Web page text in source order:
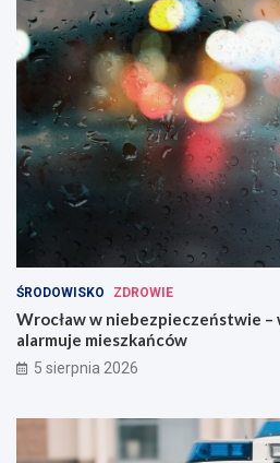
ŚRODOWISKO ZDROWIE
Wrocław w niebezpieczeństwie –
alarmuje mieszkańców
5 sierpnia 2026